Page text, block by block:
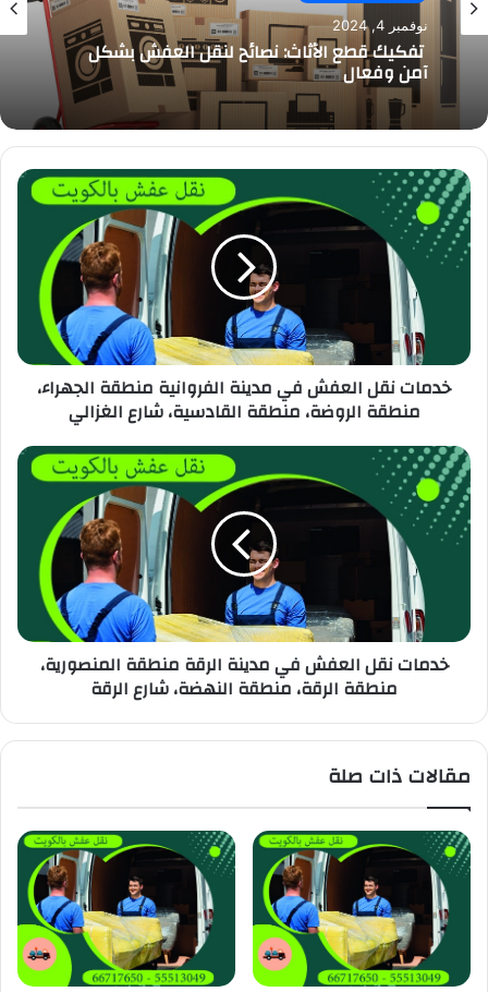
نوفمبر 4, 2024
تفكيك قطع الأثاث: نصائح لنقل العفش بشكل
آمن وفعال
خدمات نقل العفش في مدينة الفروانية منطقة الجهراء،
منطقة الروضة، منطقة القادسية، شارع الغزالي
خدمات نقل العفش في مدينة الرقة منطقة المنصورية،
منطقة الرقة، منطقة النهضة، شارع الرقة
مقالات ذات صلة